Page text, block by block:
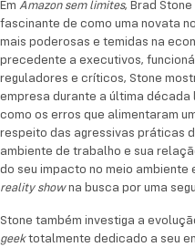
na sociedade e do
busca por uma segunda
Stone também
Bezos, um tecnólogo
empreendimento, que
bilionário disciplinado,
comandando um
quando sua vida pessoal
pelos tabloides. O livro
gradual de Bezos do dia
Em Amazon sem limites, Brad
fascinante de como uma novata
mais poderosas e temidas na
precedente a executivos,
reguladores e críticos, Stone
empresa durante a última
como os erros que alimentaram
respeito das agressivas práticas
ambiente de trabalho e sua
do seu impacto no meio ambiente
reality showna busca por uma
Stone também investiga a
geektotalmente dedicado a seu